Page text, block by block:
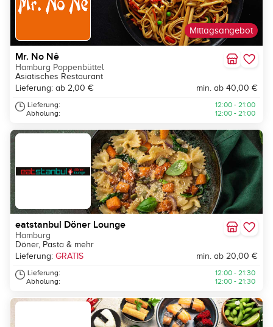
Mittagsangebot
Mr. No Nê
Hamburg Poppenbüttel
Asiatisches Restaurant
Lieferung: ab 2,00 €
min. ab 40,00 €
Lieferung:
Abholung:
12:00 - 21:00
12:00 - 21:00
eatstanbul Döner Lounge
Hamburg
Döner, Pasta & mehr
Lieferung: GRATIS min. ab 20,00 €
Lieferung:
Abholung:
12:00 - 21:30
12:00 - 21:30